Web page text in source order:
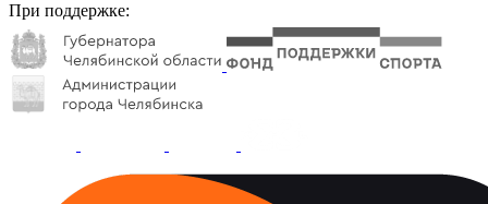
При поддержке: